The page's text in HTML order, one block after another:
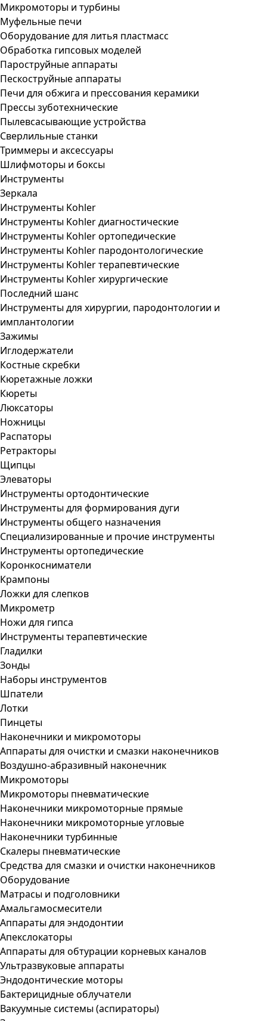
Микромоторы и турбины
Муфельные печи
Оборудование для литья пластмасс
Обработка гипсовых моделей
Пароструйные аппараты
Пескоструйные аппараты
Печи для обжига и прессования керамики
Прессы зуботехнические
Пылевсасывающие устройства
Сверлильные станки
Триммеры и аксессуары
Шлифмоторы и боксы
Инструменты
Зеркала
Инструменты Kohler
Инструменты Kohler диагностические
Инструменты Kohler ортопедические
Инструменты Kohler пародонтологические
Инструменты Kohler терапевтические
Инструменты Kohler хирургические
Последний шанс
Инструменты для хирургии, пародонтологии и
имплантологии
Зажимы
Иглодержатели
Костные скребки
Кюретажные ложки
Кюреты
Люксаторы
Ножницы
Распаторы
Ретракторы
Щипцы
Элеваторы
Инструменты ортодонтические
Инструменты для формирования дуги
Инструменты общего назначения
Специализированные и прочие инструменты
Инструменты ортопедические
Коронкосниматели
Крампоны
Ложки для слепков
Микрометр
Ножи для гипса
Инструменты терапевтические
Гладилки
Зонды
Наборы инструментов
Шпатели
Лотки
Пинцеты
Наконечники и микромоторы
Аппараты для очистки и смазки наконечников
Воздушно-абразивный наконечник
Микромоторы
Микромоторы пневматические
Наконечники микромоторные прямые
Наконечники микромоторные угловые
Наконечники турбинные
Скалеры пневматические
Средства для смазки и очистки наконечников
Оборудование
Матрасы и подголовники
Амальгамосмесители
Аппараты для эндодонтии
Апекслокаторы
Аппараты для обтурации корневых каналов
Ультразвуковые аппараты
Эндодонтические моторы
Бактерицидные облучатели
Вакуумные системы (аспираторы)